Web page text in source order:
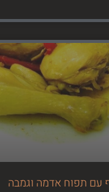
עם תפוח אדמה וגמבה